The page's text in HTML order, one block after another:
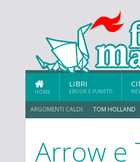
HOME
LIBRI
EBOOK E FUMETTI
ARGOMENTI CALDI: TOM HOLLAND
Arrow e